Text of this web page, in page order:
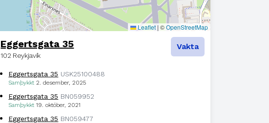
Leaflet | ©OpenStreetMap
Eggertsgata 35
102 Reykjavík
Vakta
Eggertsgata 35 USK25100488
Samþykkt2. desember, 2025
Eggertsgata 35 BN059952
Samþykkt19. október, 2021
Eggertsgata 35 BN059477